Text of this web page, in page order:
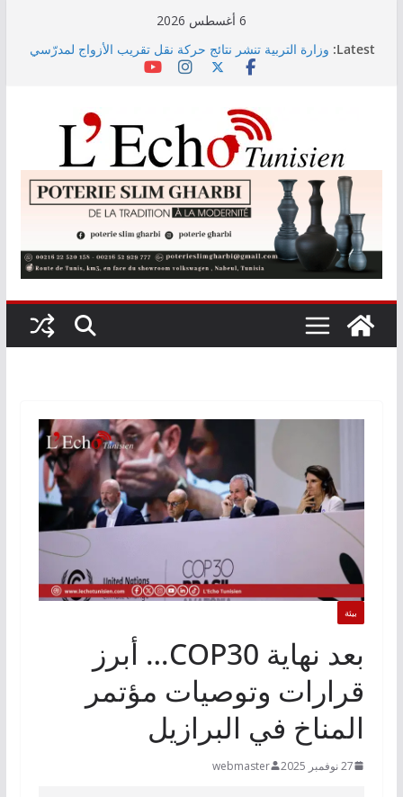
6 أغسطس 2026
Latest: وزارة التربية تنشر نتائج حركة نقل تقريب الأزواج لمدرّسي
التعليم الابتدائي لسنة 2026
التمهيدي الأوّل
“نسناس وبهناس”.. عرض مسرحي جديد للأطفال يجمع بين
الترفيه والقيم التربوية بمدينة الثقافة
اليوم: قرعة الدور التمهيدي لرابطة الأبطال وكأس
الكونفدرالية
بيئة
بعد نهاية COP30… أبرز
قرارات وتوصيات مؤتمر
المناخ في البرازيل
27 نوفمبر 2025 webmaster